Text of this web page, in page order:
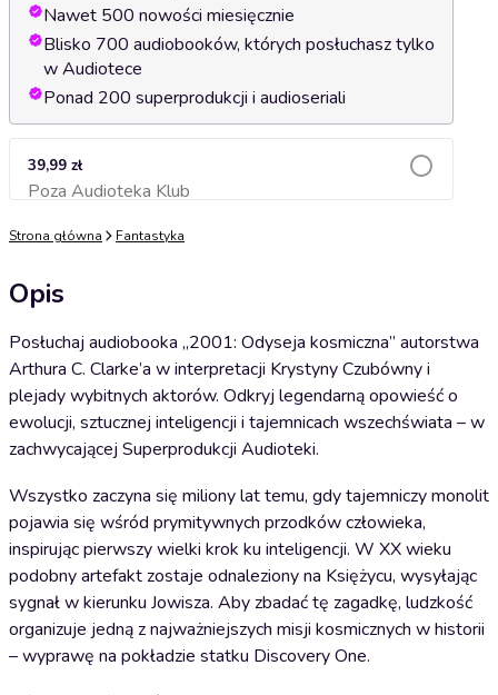
Nawet 500 nowości miesięcznie
Blisko 700 audiobooków, których posłuchasz tylko
w Audiotece
Ponad 200 superprodukcji i audioseriali
39,99 zł
Poza Audioteka KlubDodaj do koszyka
Strona główna Fantastyka
Opis
Posłuchaj audiobooka „2001: Odyseja kosmiczna” autorstwa
Arthura C. Clarke’a w interpretacji Krystyny Czubówny i
plejady wybitnych aktorów. Odkryj legendarną opowieść o
ewolucji, sztucznej inteligencji i tajemnicach wszechświata – w
zachwycającej Superprodukcji Audioteki.
Wszystko zaczyna się miliony lat temu, gdy tajemniczy monolit
pojawia się wśród prymitywnych przodków człowieka,
inspirując pierwszy wielki krok ku inteligencji. W XX wieku
podobny artefakt zostaje odnaleziony na Księżycu, wysyłając
sygnał w kierunku Jowisza. Aby zbadać tę zagadkę, ludzkość
organizuje jedną z najważniejszych misji kosmicznych w historii
– wyprawę na pokładzie statku Discovery One.